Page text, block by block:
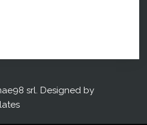
srl. Designed by